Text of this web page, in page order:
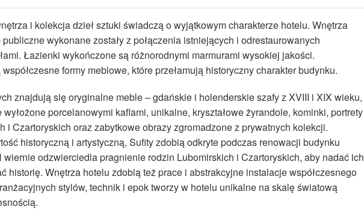
i kolekcja dzieł sztuki świadczą o wyjątkowym charakterze hotelu. Wnętrza
wykonane zostały z połączenia istniejących i odrestaurowanych
Łazienki wykończone są różnorodnymi marmurami wysokiej jakości.
formy meblowe, które przełamują historyczny charakter budynku.
znajdują się oryginalne meble – gdańskie i holenderskie szafy z XVIII i XIX wieku,
porcelanowymi kaflami, unikalne, kryształowe żyrandole, kominki, portrety
i Czartoryskich oraz zabytkowe obrazy zgromadzone z prywatnych kolekcji.
historyczną i artystyczną, Sufity zdobią odkryte podczas renowacji budynku
odzwierciedla pragnienie rodzin Lubomirskich i Czartoryskich, aby nadać ich
historię. Wnętrza hotelu zdobią też prace i abstrakcyjne instalacje współczesnego
stylów, technik i epok tworzy w hotelu unikalne na skalę światową